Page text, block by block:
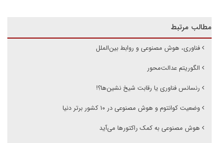
مطالب مرتبط
فناوری، هوش مصنوعی و روابط بین‌الملل
الگوریتم عدالت‌محور
رنسانس فناوری یا رقابت شیخ نشین‌ها؟!
وضعیت کوانتوم و هوش مصنوعی در ۱۰ کشور برتر دنیا
هوش مصنوعی به کمک راکتورها می‌آید